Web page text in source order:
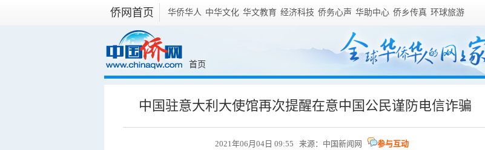
侨网首页 华侨华人 中华文化 华文教育 经济科技 侨务心声 华助中心 侨乡传真 环球旅游
首页
中国驻意大利大使馆再次提醒在意中国公民谨防电信诈骗
2021年06月04日 09:55 来源： 中国新闻网 参与互动